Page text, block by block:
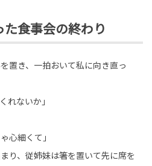
食事会の終わり
置き、一拍おいて私に向き直っ
れないか」
心細くて」
り、従姉妹は箸を置いて先に席を